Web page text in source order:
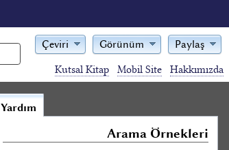
Çeviri Görünüm Paylaş
Kutsal Kitap Mobil Site Hakkımızda
Yardım
Arama Örnekleri